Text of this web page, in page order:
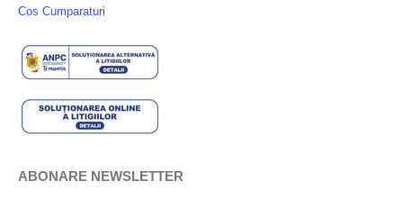
Cos Cumparaturi
ABONARE NEWSLETTER